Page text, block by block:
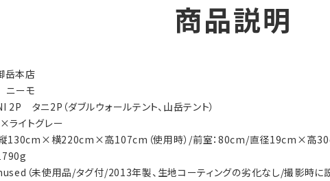
商品説明
岳本店
ーモ
タニ2P（ダブルウォールテント、山岳テント）
ライトグレー
130cm×横220cm×高107cm（使用時）/前室：80cm/直径19cm×高
（未使用品/タグ付/2013年製、生地コーティングの劣化なし/撮影時に